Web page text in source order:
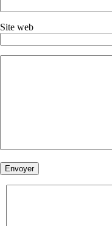
Site web